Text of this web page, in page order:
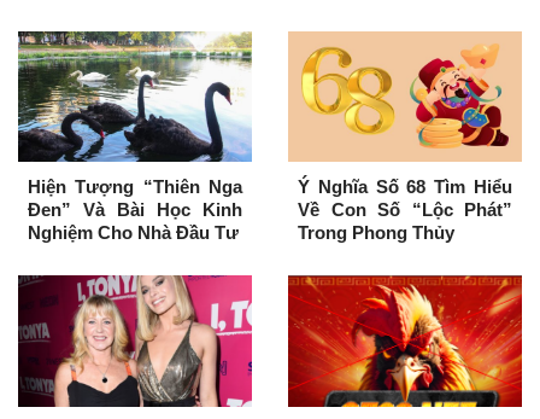
Hiện Tượng “Thiên Nga
Đen” Và Bài Học Kinh
Nghiệm Cho Nhà Đầu Tư
Ý Nghĩa Số 68 Tìm Hiểu
Về Con Số “Lộc Phát”
Trong Phong Thủy